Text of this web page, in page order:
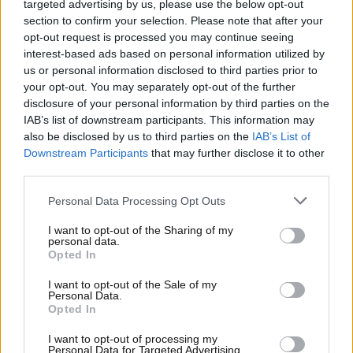
targeted advertising by us, please use the below opt-out
section to confirm your selection. Please note that after your
opt-out request is processed you may continue seeing
interest-based ads based on personal information utilized by
us or personal information disclosed to third parties prior to
your opt-out. You may separately opt-out of the further
disclosure of your personal information by third parties on the
IAB’s list of downstream participants. This information may
also be disclosed by us to third parties on the IAB’s List of
Downstream Participants that may further disclose it to other
Personal Data Processing Opt Outs
I want to opt-out of the Sharing of my
personal data.
Opted In
I want to opt-out of the Sale of my
Personal Data.
Opted In
I want to opt-out of processing my
Personal Data for Targeted Advertising.
Visualizza questo post su Instagram
Un post condiviso da LAMPA (@lampa_spa)